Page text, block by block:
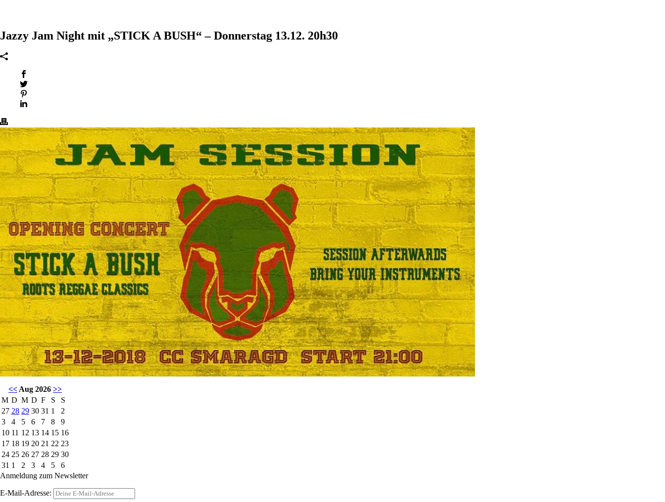
Jazzy Jam Night mit „STICK A BUSH“ – Donnerstag 13.12. 20h30
<< Aug 2026 >>
M D M D F S
S
27 28 29 30 31 1
2
3
4 5 6 7 8
9
10 11 12 13 14 15 16
17 18 19 20 21 22 23
24 25 26 27 28 29 30
31 1 2 3 4 5
6
Anmeldung zum Newsletter
E-Mail-Adresse: